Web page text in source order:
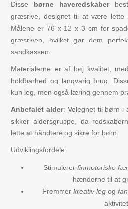
Leg og lær
Musikinstrumenter
Puslespil i træ til børn
Spil
Disse børne haveredskaber
græsrive, designet til at være lette
Målene er 76 x 12 x 3 cm for
græsriven, hvilket gør dem
sandkassen.
Materialerne er af høj kvalitet,
holdbarhed og langvarig brug.
kun leg, men også læring gennem
Anbefalet alder: Velegnet til børn i
sikker aldersgruppe, da
lette at håndtere og sikre for børn.
Udviklingsfordele:
Stimulerer finmotoriske
hænderne til at
Fremmer kreativ legog